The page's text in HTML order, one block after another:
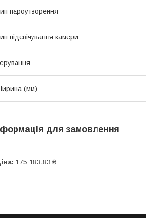
пароутворення
підсвічування камери
(мм)
для замовлення
175 183,83 ₴